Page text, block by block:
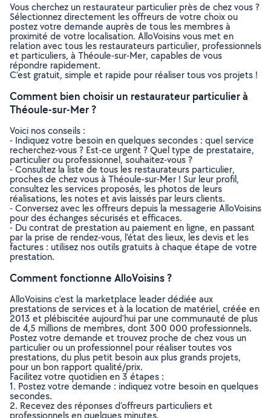
Vous cherchez un restaurateur particulier près de chez vous ?
Sélectionnez directement les offreurs de votre choix ou
postez votre demande auprès de tous les membres à
proximité de votre localisation. AlloVoisins vous met en
relation avec tous les restaurateurs particulier, professionnels
et particuliers, à Théoule-sur-Mer, capables de vous
répondre rapidement.
C’est gratuit, simple et rapide pour réaliser tous vos projets !
Comment bien choisir un restaurateur particulier à
Théoule-sur-Mer ?
Voici nos conseils :
- Indiquez votre besoin en quelques secondes : quel service
recherchez-vous ? Est-ce urgent ? Quel type de prestataire,
particulier ou professionnel, souhaitez-vous ?
- Consultez la liste de tous les restaurateurs particulier,
proches de chez vous à Théoule-sur-Mer ! Sur leur profil,
consultez les services proposés, les photos de leurs
réalisations, les notes et avis laissés par leurs clients.
- Conversez avec les offreurs depuis la messagerie AlloVoisins
pour des échanges sécurisés et efficaces.
- Du contrat de prestation au paiement en ligne, en passant
par la prise de rendez-vous, l’état des lieux, les devis et les
factures : utilisez nos outils gratuits à chaque étape de votre
prestation.
Comment fonctionne AlloVoisins ?
AlloVoisins c’est la marketplace leader dédiée aux
prestations de services et à la location de matériel, créée en
2013 et plébiscitée aujourd’hui par une communauté de plus
de 4,5 millions de membres, dont 300 000 professionnels.
Postez votre demande et trouvez proche de chez vous un
particulier ou un professionnel pour réaliser toutes vos
prestations, du plus petit besoin aux plus grands projets,
pour un bon rapport qualité/prix.
Facilitez votre quotidien en 3 étapes :
1. Postez votre demande : indiquez votre besoin en quelques
secondes.
2. Recevez des réponses d’offreurs particuliers et
professionnels en quelques minutes.